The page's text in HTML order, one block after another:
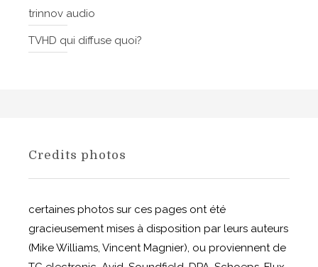
trinnov audio
TVHD qui diffuse quoi?
Credits photos
certaines photos sur ces pages ont été
gracieusement mises à disposition par leurs auteurs
(Mike Williams, Vincent Magnier), ou proviennent de